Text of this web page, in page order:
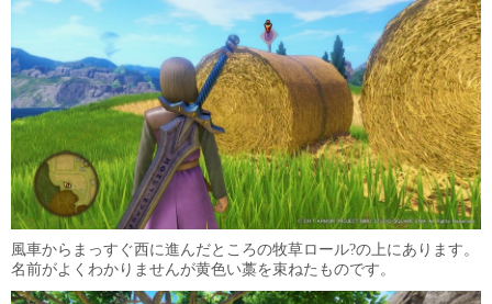
風車からまっすぐ西に進んだところの牧草ロール?の上にあります。
名前がよくわかりませんが黄色い藁を束ねたものです。